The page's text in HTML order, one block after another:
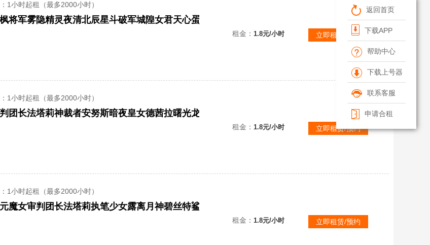
返回首页
下载APP
帮助中心
下载上号器
联系客服
申请合租
：1小时起租（最多2000小时）
租金： 1.8元/小时 立即租赁/预约
：1小时起租（最多2000小时）
租金： 1.8元/小时 立即租赁/预约
：1小时起租（最多2000小时）
租金： 1.8元/小时 立即租赁/预约